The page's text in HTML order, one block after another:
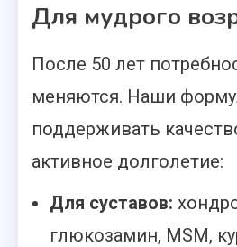
Для мудрого
После 50 лет
меняются. Наши
поддерживать
активное долголетие:
Для суставов:
глюкозамин, MSM,